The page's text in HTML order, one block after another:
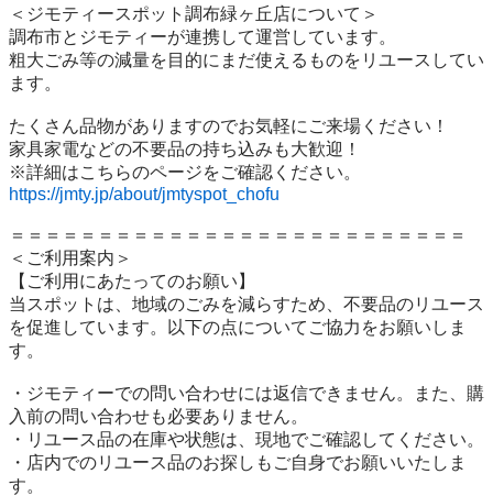
＜ジモティースポット調布緑ヶ丘店について＞
調布市とジモティーが連携して運営しています。
粗⼤ごみ等の減量を⽬的にまだ使えるものをリユースしてい
ます。
たくさん品物がありますのでお気軽にご来場ください！
家具家電などの不要品の持ち込みも大歓迎！
https://jmty.jp/about/jmtyspot_chofu
＝＝＝＝＝＝＝＝＝＝＝＝＝＝＝＝＝＝＝＝＝＝＝＝＝＝
＜ご利用案内＞
【ご利用にあたってのお願い】
当スポットは、地域のごみを減らすため、不要品のリユース
を促進しています。以下の点についてご協力をお願いしま
す。
・ジモティーでの問い合わせには返信できません。また、購
入前の問い合わせも必要ありません。
・リユース品の在庫や状態は、現地でご確認してください。
・店内でのリユース品のお探しもご自身でお願いいたしま
す。